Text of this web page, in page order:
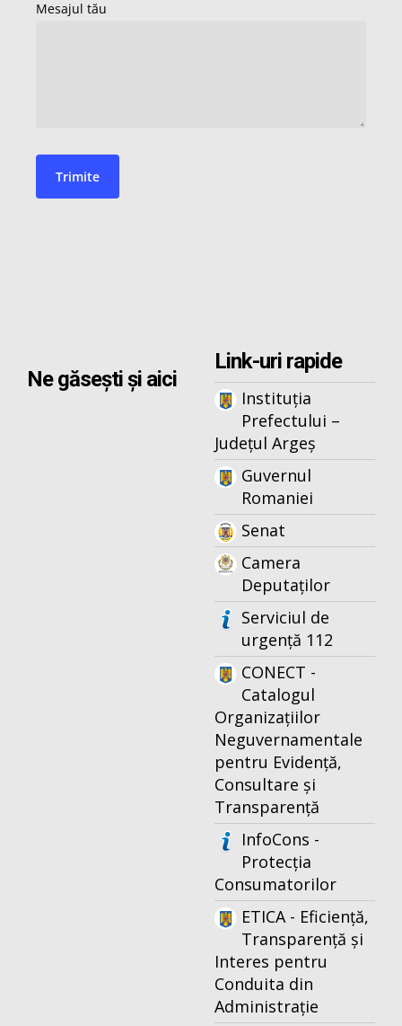
Ne găsești și aici
Link-uri rapide
Instituția
Prefectului –
Județul Argeș
Guvernul
Romaniei
Senat
Camera
Deputaților
Serviciul de
urgență 112
CONECT -
Catalogul
Organizațiilor
Neguvernamentale
pentru Evidență,
Consultare și
Transparență
InfoCons -
Protecția
Consumatorilor
ETICA - Eficiență,
Transparență și
Interes pentru
Conduita din
Administrație